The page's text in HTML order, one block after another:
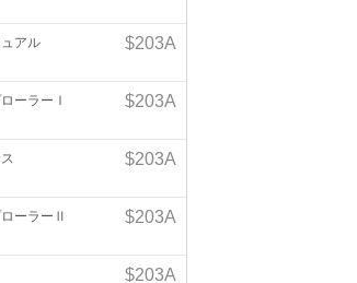
アル
ーラーⅠ
ーラーⅡ